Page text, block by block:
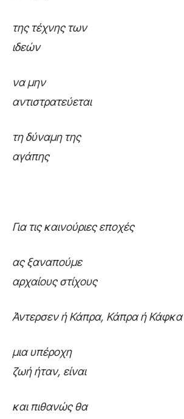
της τέχνης των
ιδεών
να μην
αντιστρατεύεται
τη δύναμη της
αγάπης
Για τις καινούριες εποχές
ας ξαναπούμε
αρχαίους στίχους
Άντερσεν ή Κάπρα, Κάπρα ή Κάφκα
μια υπέροχη
ζωή ήταν, είναι
και πιθανώς θα